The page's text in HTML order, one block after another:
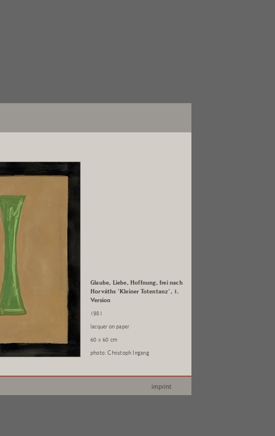
Glaube, Liebe, Hoffnung, frei nach
Horváths 'Kleiner Totentanz', 1.
Version
1981
lacquer on paper
60 x 60 cm
photo: Christoph Irrgang